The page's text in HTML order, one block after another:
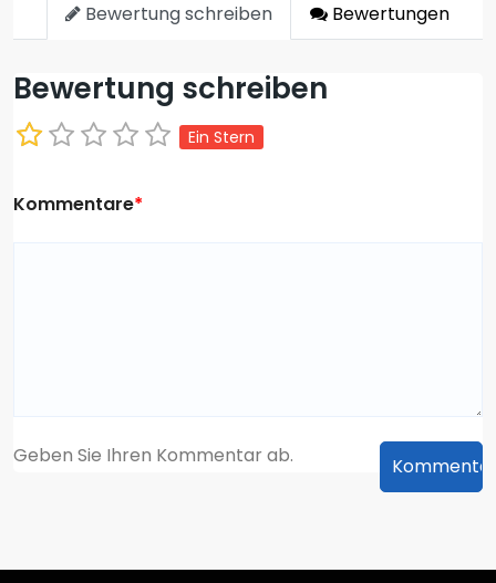
Bewertung schreiben Bewertungen
Bewertung schreiben
Ein Stern
Kommentare*
Geben Sie Ihren Kommentar ab.